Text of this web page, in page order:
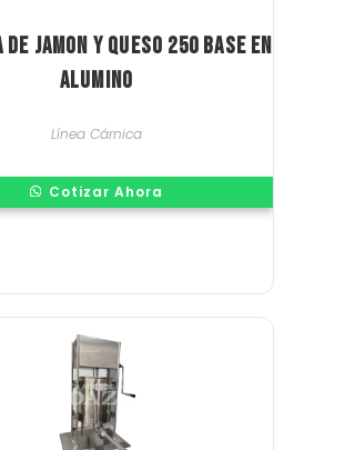
jamon y queso 250 base en
alumino
Línea Cárnica
Cotizar Ahora